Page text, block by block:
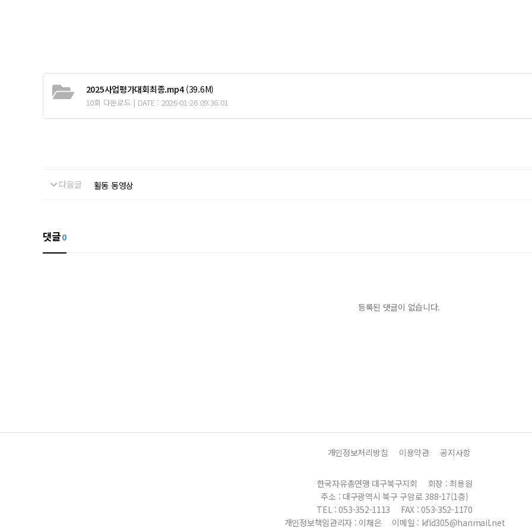
2025사업평가대회최종.mp4(39.6M)
10회 다운로드 | DATE : 2026-01-26 09:36:01
다음글 활동 동영상
댓글0
등록된 댓글이 없습니다.
개인정보처리방침 이용약관 공지사항
한국자유총연맹 대구북구지회
회장 : 최용원
주소 : 대구광역시 북구 구암로 388-17(1층)
TEL : 053-352-1113
FAX : 053-352-1170
개인정보책임관리자 : 이채은
이메일 : kfld305@hanmail.net